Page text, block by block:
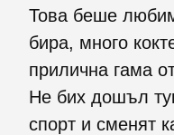
Това беше
бира, много
прилична гама
Не бих дошъл
спорт и сменят